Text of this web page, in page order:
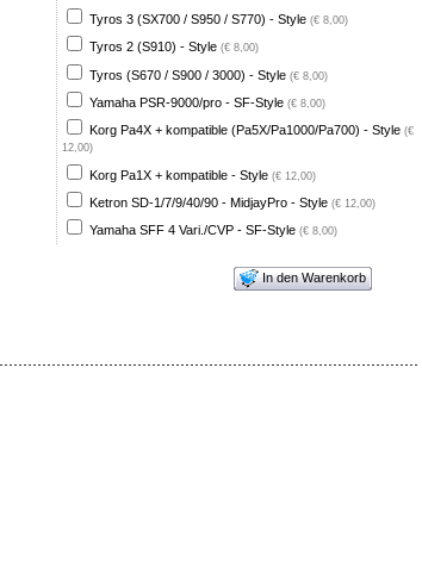
Tyros 3 (SX700 / S950 / S770) - Style (€ 8,00)
Tyros 2 (S910) - Style (€ 8,00)
Tyros (S670 / S900 / 3000) - Style (€ 8,00)
Yamaha PSR-9000/pro - SF-Style (€ 8,00)
Korg Pa4X + kompatible (Pa5X/Pa1000/Pa700) - Style (€
12,00)
Korg Pa1X + kompatible - Style (€ 12,00)
Ketron SD-1/7/9/40/90 - MidjayPro - Style (€ 12,00)
Yamaha SFF 4 Vari./CVP - SF-Style (€ 8,00)
In den Warenkorb